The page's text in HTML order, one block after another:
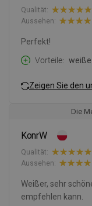
Qualität:
Aussehen:
Perfekt!
Vorteile
weiße
Zeigen Sie den
Die
KonrW
Qualität:
Aussehen:
Weißer, sehr
empfehlen kann.